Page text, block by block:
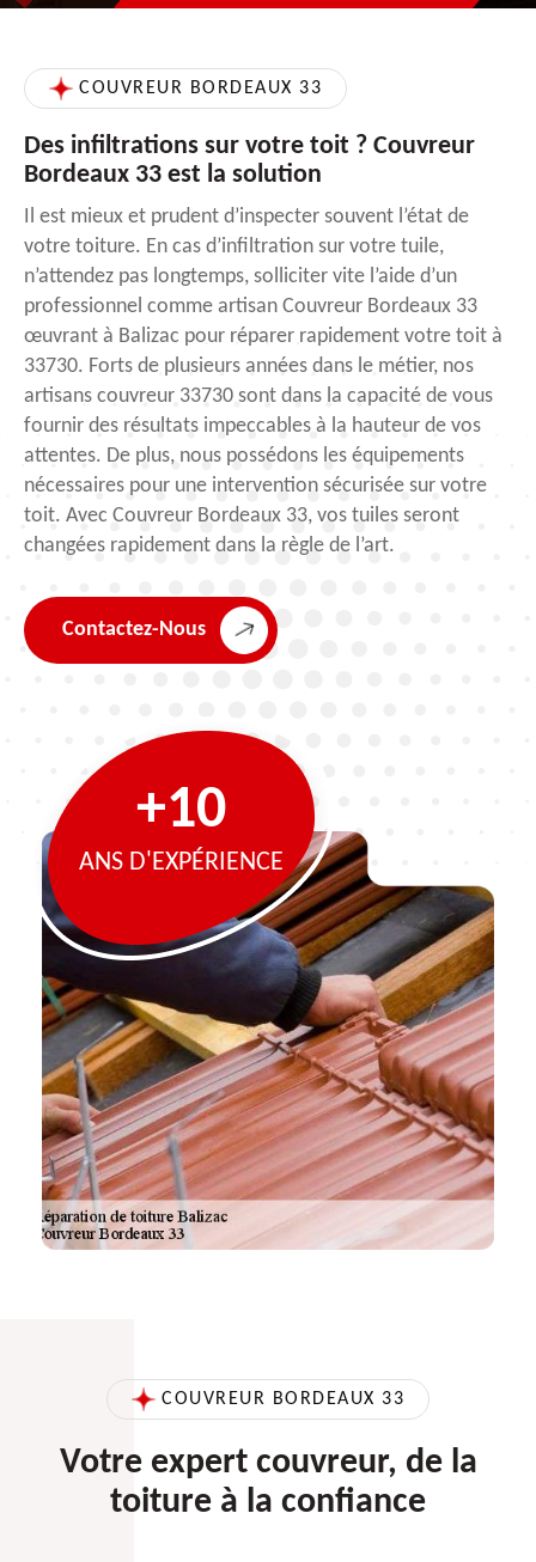
COUVREUR BORDEAUX 33
Des infiltrations sur votre toit ? Couvreur
Bordeaux 33 est la solution
Il est mieux et prudent d’inspecter souvent l’état de
votre toiture. En cas d’infiltration sur votre tuile,
n’attendez pas longtemps, solliciter vite l’aide d’un
professionnel comme artisan Couvreur Bordeaux 33
œuvrant à Balizac pour réparer rapidement votre toit à
33730. Forts de plusieurs années dans le métier, nos
artisans couvreur 33730 sont dans la capacité de vous
fournir des résultats impeccables à la hauteur de vos
attentes. De plus, nous possédons les équipements
nécessaires pour une intervention sécurisée sur votre
toit. Avec Couvreur Bordeaux 33, vos tuiles seront
changées rapidement dans la règle de l’art.
Contactez-Nous
+10
ANS D'EXPÉRIENCE
COUVREUR BORDEAUX 33
Votre expert couvreur, de la
toiture à la confiance